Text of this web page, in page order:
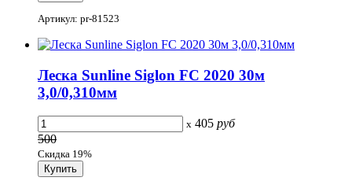
Артикул: pr-81523
Леска Sunline Siglon FC 2020 30м
3,0/0,310мм
x 405 руб
500
Скидка 19%